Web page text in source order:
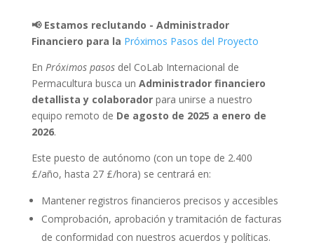
📢 Estamos reclutando - Administrador
Financiero para la Próximos Pasos del Proyecto
En Próximos pasosdel CoLab Internacional de
Permacultura busca un Administrador financiero
detallista y colaboradorpara unirse a nuestro
equipo remoto de De agosto de 2025 a enero de
2026.
Este puesto de autónomo (con un tope de 2.400
£/año, hasta 27 £/hora) se centrará en:
Mantener registros financieros precisos y accesibles
Comprobación, aprobación y tramitación de facturas
de conformidad con nuestros acuerdos y políticas.